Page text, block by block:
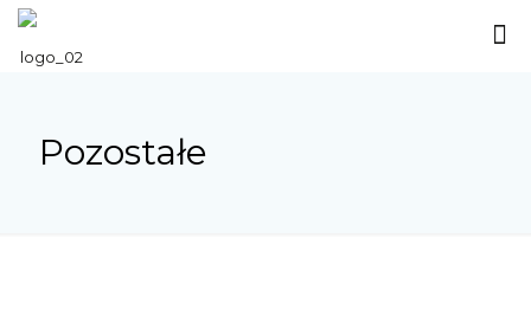
Pozostałe